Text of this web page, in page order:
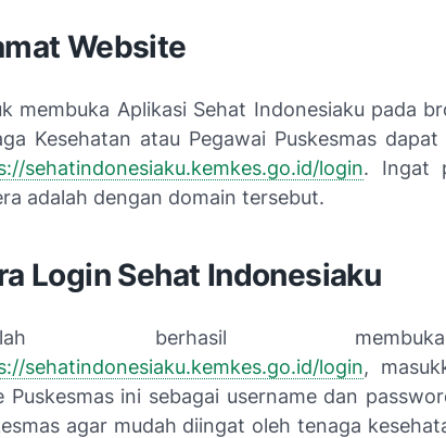
Website
membuka Aplikasi Sehat Indonesiaku pada
Kesehatan atau Pegawai Puskesmas
sehatindonesiaku.kemkes.go.id/login. Ingat
adalah dengan domain tersebut.
Login Sehat Indonesiaku
berhasil
sehatindonesiaku.kemkes.go.id/login,
Puskesmas ini sebagai username dan
agar mudah diingat oleh tenaga